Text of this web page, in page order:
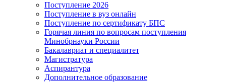
Поступление 2026
Поступление в вуз онлайн
Поступление по сертификату БПС
Горячая линия по вопросам поступления
Минобрнауки России
Бакалавриат и специалитет
Магистратура
Аспирантура
Дополнительное образование